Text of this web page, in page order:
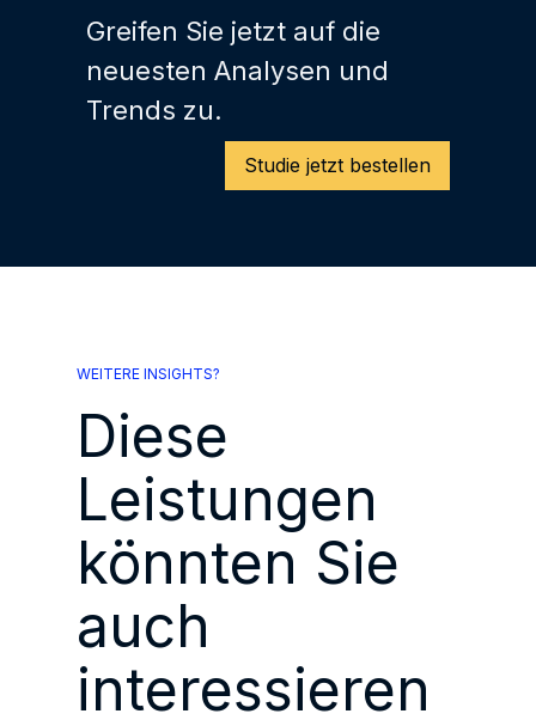
Greifen Sie jetzt auf die
neuesten Analysen und
Trends zu.
Studie jetzt bestellen
WEITERE INSIGHTS?
Diese
Leistungen
könnten Sie
auch
interessieren